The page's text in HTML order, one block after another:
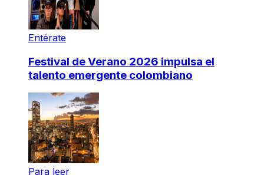
Entérate
Festival de Verano 2026 impulsa el
talento emergente colombiano
Para leer